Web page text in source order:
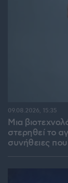
Μια
στερηθεί το
συνήθειες
09.08.2026, 15:35